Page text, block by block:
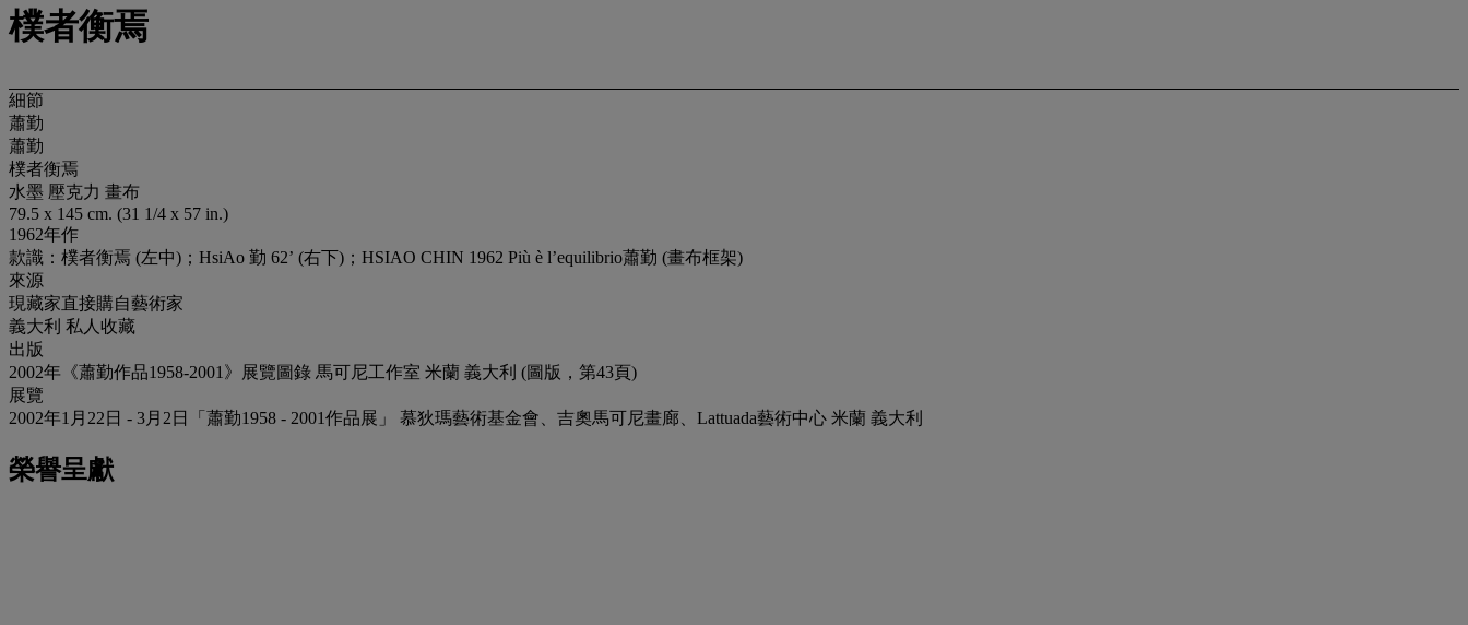
樸者衡焉
細節
蕭勤
蕭勤
樸者衡焉
水墨 壓克力 畫布
79.5 x 145 cm. (31 1/4 x 57 in.)
1962年作
款識：樸者衡焉 (左中)；HsiAo 勤 62’ (右下)；HSIAO CHIN 1962 Più è l’equilibrio蕭勤 (畫布框架)
來源
現藏家直接購自藝術家
義大利 私人收藏
出版
2002年《蕭勤作品1958-2001》展覽圖錄 馬可尼工作室 米蘭 義大利 (圖版，第43頁)
展覽
2002年1月22日 - 3月2日「蕭勤1958 - 2001作品展」 慕狄瑪藝術基金會、吉奧馬可尼畫廊、Lattuada藝術中心 米蘭 義大利
榮譽呈獻